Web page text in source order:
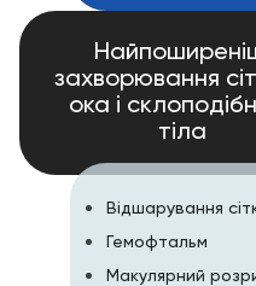
захворювання
ока і
тіла
Відшарування
Гемофтальм
Макулярний